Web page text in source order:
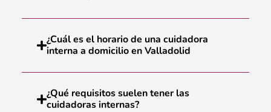
¿Cuál es el horario de una cuidadora
interna a domicilio en Valladolid
¿Qué requisitos suelen tener las
cuidadoras internas?